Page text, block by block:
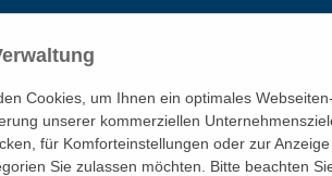
NEWSLETTER
PRESSE
DATENSCHUTZ
IMPRESSUM
Cookies, um Ihnen ein optimales
unserer kommerziellen
für Komforteinstellungen oder zur
Sie zulassen möchten. Bitte beachten